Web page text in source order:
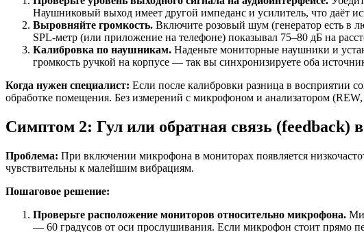
Наушниковый выход имеет другой импеданс и усилитель, что даёт
Выровняйте громкость. Включите розовый шум (генератор есть в
SPL-метр (или приложение на телефоне) показывал 75–80 дБ на
Калибровка по наушникам. Наденьте мониторные наушники и
громкость ручкой на корпусе — так вы синхронизируете оба
Когда нужен специалист: Если после калибровки разница в восприятии
обработке помещения. Без измерений с микрофоном и анализатором
Симптом 2: Гул или обратная связь (feedback)
Проблема: При включении микрофона в мониторах появляется
чувствительны к малейшим вибрациям.
Пошаговое решение:
Проверьте расположение мониторов относительно микрофона.
— 60 градусов от оси прослушивания. Если микрофон стоит прямо